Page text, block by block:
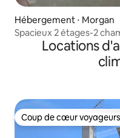
Hébergement ⋅ Morgan
Spacieux 2 étages-2
Locations
Coup de cœur voyageurs
Coup de cœur voyageurs